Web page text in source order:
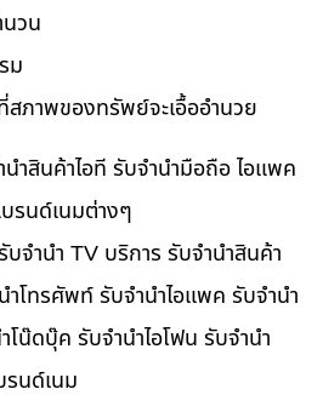
วน
ม
สภาพของทรัพย์จะเอื้ออำนวย
ำสินค้าไอที รับจำนำมือถือ ไอแพค
รนด์เนมต่างๆ
จำนำ TV บริการ รับจำนำสินค้า
โทรศัพท์ รับจำนำไอแพค รับจำนำ
น๊ดบุ๊ค รับจำนำไอโฟน รับจำนำ
รนด์เนม